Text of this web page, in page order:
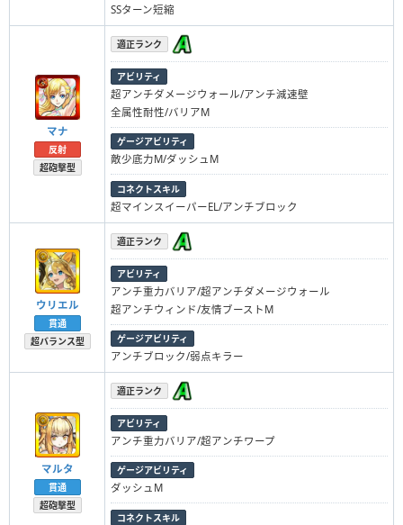
SSターン短縮
マナ
反射
超砲撃型
適正ランク
アビリティ
超アンチダメージウォール/アンチ減速壁
全属性耐性/バリアM
ゲージアビリティ
敵少底力M/ダッシュM
コネクトスキル
超マインスイーパーEL/アンチブロック
ウリエル
貫通
超バランス型
適正ランク
アビリティ
アンチ重力バリア/超アンチダメージウォール
超アンチウィンド/友情ブーストM
ゲージアビリティ
アンチブロック/弱点キラー
マルタ
貫通
超砲撃型
適正ランク
アビリティ
アンチ重力バリア/超アンチワープ
ゲージアビリティ
ダッシュM
コネクトスキル